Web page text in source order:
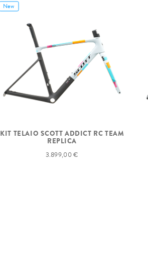
New
KIT TELAIO SCOTT ADDICT RC TEAM
REPLICA
3.899,00 €